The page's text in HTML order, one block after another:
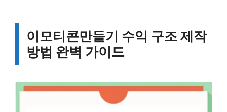
이모티콘만들기 수익 구조 제작
방법 완벽 가이드